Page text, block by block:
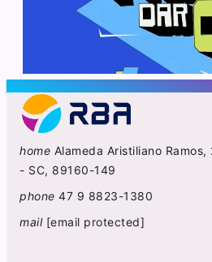
home Alameda Aristiliano
- SC, 89160-149
phone 47 9 8823-1380
mail [email protected]